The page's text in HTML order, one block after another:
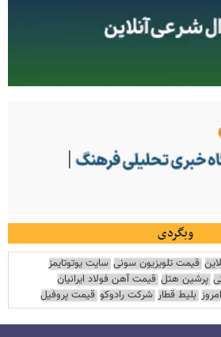
وبگردی
قیمت تلویزیون سونی سایت یوتوتایمز
پرشین هتل قیمت آهن فولاد ایرانیان
بلیط قطار شرکت رادوکو قیمت پروفیل